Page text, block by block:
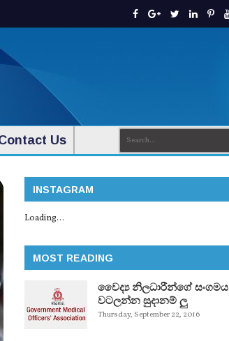
Us
INSTAGRAM
Loading...
MOST READING
වෛද්‍ය නිලධාරීන්ගේ සංගමය
වටලන්න සුදානම් ලු
Thursday, September 22, 2016